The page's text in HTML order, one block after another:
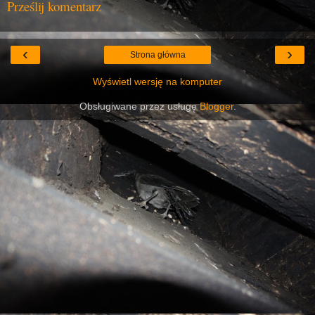
Prześlij komentarz
‹ ›
Strona główna
Wyświetl wersję na komputer
Obsługiwane przez usługęBlogger.